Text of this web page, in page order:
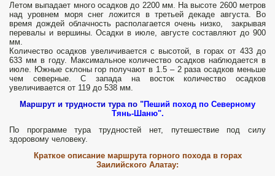
Летом выпадает много осадков до 2200 мм. На высоте 2600 метров
над уровнем моря снег ложится в третьей декаде августа. Во
время дождей облачность располагается очень низко, закрывая
перевалы и вершины. Осадки в июле, августе составляют до 900
мм.
Количество осадков увеличивается с высотой, в горах от 433 до
633 мм в году. Максимальное количество осадков наблюдается в
июле. Южные склоны гор получают в 1.5 – 2 раза осадков меньше
чем северные. С запада на восток количество осадков
увеличивается от 119 до 538 мм.
Маршрут и трудности тура по "Пеший поход по Северному
Тянь-Шаню".
По программе тура трудностей нет, путешествие под силу
здоровому человеку.
Краткое описание маршрута горного похода в горах
Заилийского Алатау: